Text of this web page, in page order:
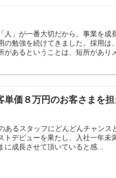
人」が一番大切だから。事業を成
の勉強を続けてきました。採用は
あるということは、短所があり
価８万円のお客さまを
あるスタッフにどんどんチャンス
デビューを果たし、入社一年未
成長させて頂いていると感...